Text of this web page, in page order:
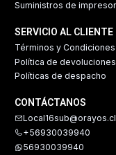
Suministros de
SERVICIO AL CLIENTE
Términos y Condiciones
Política de devoluciones
Políticas de despacho
CONTÁCTANOS
Local16sub@orayos.cl
+56930039940
56930039940